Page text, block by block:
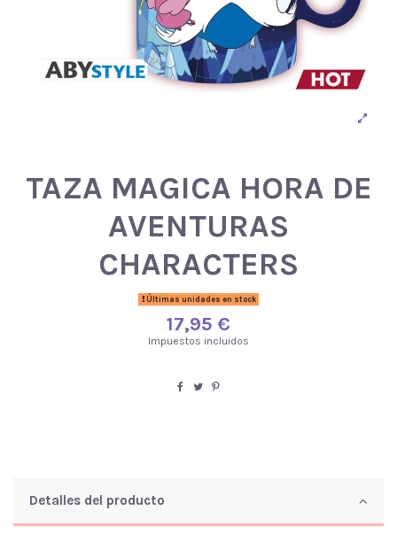
TAZA MAGICA HORA DE
AVENTURAS
CHARACTERS
Últimas unidades en stock
17,95 €
Impuestos incluidos
Detalles del producto